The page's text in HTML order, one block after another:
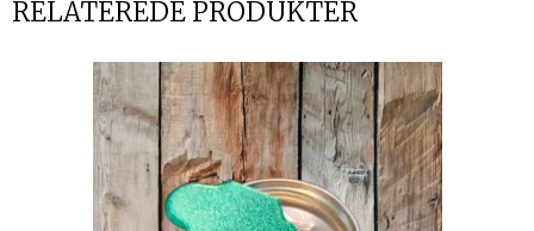
RELATEREDE PRODUKTER